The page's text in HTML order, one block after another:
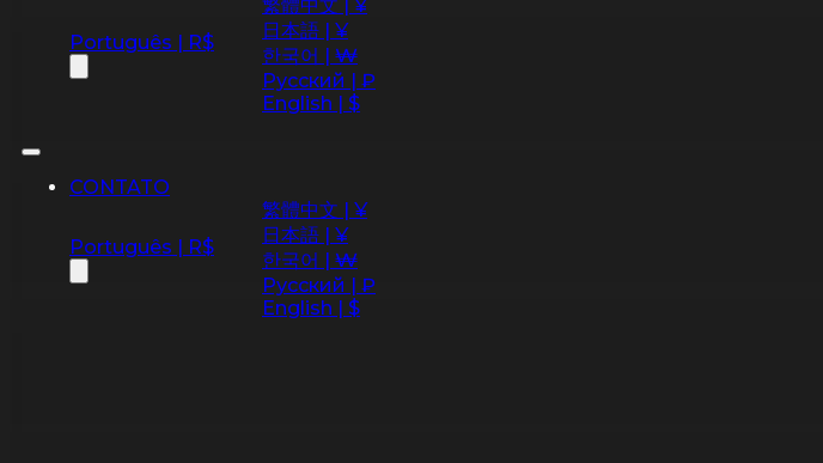
Português | R$
繁體中文 | ¥
日本語 | ¥
한국어 | ₩
Русский | ₽
English | $
CONTATO
Português | R$
繁體中文 | ¥
日本語 | ¥
한국어 | ₩
Русский | ₽
English | $